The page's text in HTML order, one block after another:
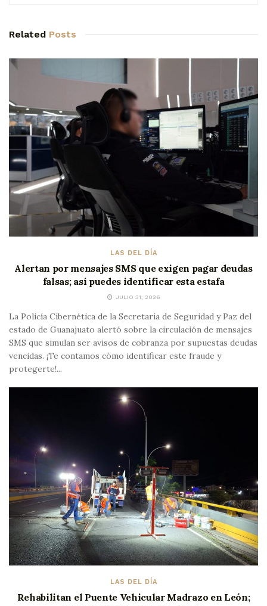
Related Posts
LAS DEL DÍA
Alertan por mensajes SMS que exigen pagar deudas
falsas; así puedes identificar esta estafa
JULIO 31, 2026
La Policía Cibernética de la Secretaría de Seguridad y Paz del
estado de Guanajuato alertó sobre la circulación de mensajes
SMS que simulan ser avisos de cobranza por supuestas deudas
vencidas. ¡Te contamos cómo identificar este fraude y
protegerte!...
LAS DEL DÍA
Rehabilitan el Puente Vehicular Madrazo en León;